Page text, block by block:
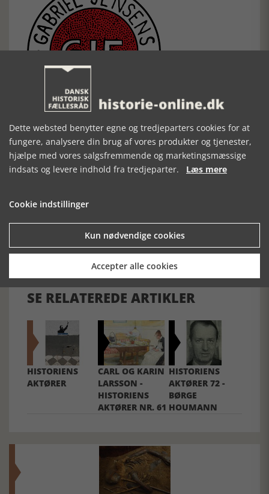
Ole Mortensøn
Se de øvrige artikler i serien ”Historiens Aktører” her
[Historie-online.dk, den 5. januar 2022]
Forrige artikel
SE RELATEREDE ARTIKLER
HISTORIENS
AKTØRER
CARL OG KARIN
LARSSON -
HISTORIENS
AKTØRER NR. 61
HISTORIENS
AKTØRER 72 -
BØRGE
HOUMANN
Dette websted benytter egne og tredjeparters cookies for at
fungere, analysere din brug af vores produkter og tjenester,
hjælpe med vores salgsfremmende og marketingsmæssige
indsats og levere indhold fra tredjeparter. Læs mere
Cookie indstillinger
Kun nødvendige cookies
Accepter alle cookies